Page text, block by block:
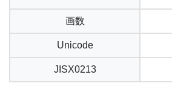
画数
Unicode
JISX0213